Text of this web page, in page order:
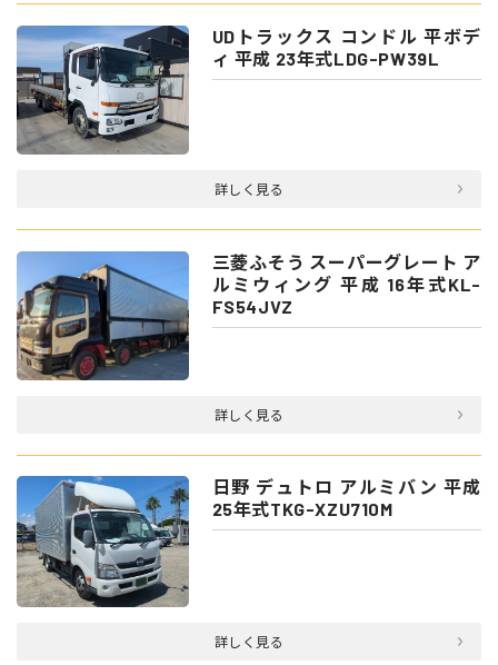
UDトラックス コンドル 平ボデ
ィ 平成 23年式LDG-PW39L
詳しく見る
三菱ふそう スーパーグレート ア
ルミウィング 平成 16年式KL-
FS54JVZ
詳しく見る
日野 デュトロ アルミバン 平成
25年式TKG-XZU710M
詳しく見る